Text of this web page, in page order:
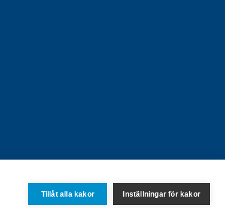
Tillåt alla kakor Inställningar för kakor